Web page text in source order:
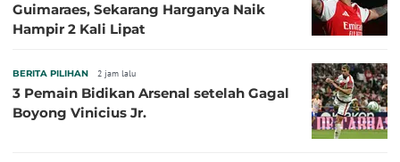
Guimaraes, Sekarang Harganya Naik
Hampir 2 Kali Lipat
BERITA PILIHAN 2 jam lalu
3 Pemain Bidikan Arsenal setelah Gagal
Boyong Vinicius Jr.